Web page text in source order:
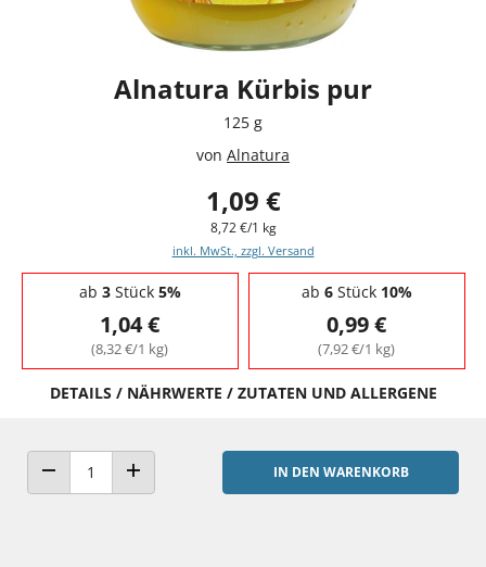
Alnatura Kürbis pur
125 g
von Alnatura
1,09 €
8,72 €/1 kg
inkl. MwSt., zzgl. Versand
Staffelpreise - Mengenrabatt
ab 3Stück 5%
1,04 €
(8,32 €/1 kg)
ab 6Stück 10%
0,99 €
(7,92 €/1 kg)
DETAILS / NÄHRWERTE / ZUTATEN UND ALLERGENE
ANZAHL VERRINGERNANZAHL ERHÖHEN
IN DEN WARENKORB